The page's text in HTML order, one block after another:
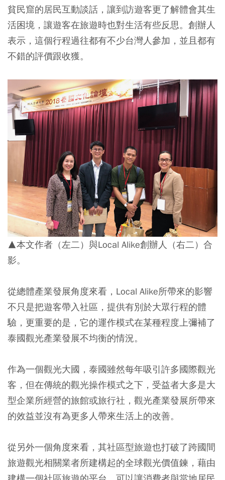
貧民窟的居民互動談話，讓到訪遊客更了解體會其生
活困境，讓遊客在旅遊時也對生活有些反思。創辦人
表示，這個行程過往都有不少台灣人參加，並且都有
不錯的評價跟收獲。
▲本文作者（左二）與Local Alike創辦人（右二）合
影。
從總體產業發展角度來看，Local Alike所帶來的影響
不只是把遊客帶入社區，提供有別於大眾行程的體
驗，更重要的是，它的運作模式在某種程度上彌補了
泰國觀光產業發展不均衡的情況。
作為一個觀光大國，泰國雖然每年吸引許多國際觀光
客，但在傳統的觀光操作模式之下，受益者大多是大
型企業所經營的旅館或旅行社，觀光產業發展所帶來
的效益並沒有為更多人帶來生活上的改善。
從另外一個角度來看，其社區型旅遊也打破了跨國間
旅遊觀光相關業者所建構起的全球觀光價值鍊，藉由